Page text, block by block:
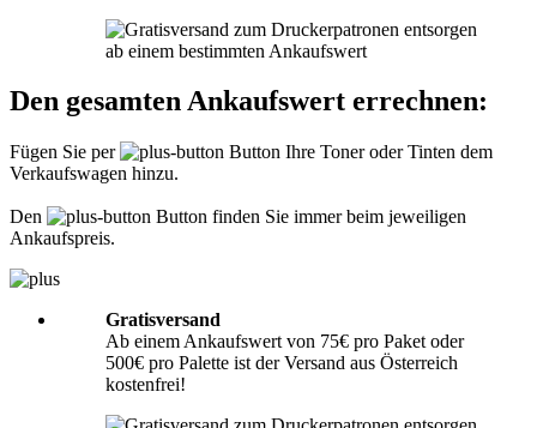
Informationen hierzu finden Sie unter Richtig packen.
Bitte legen Sie Ihrer Lieferung immer den
Angaben bei: Firmenname, Ansprechpartner, Adresse, Telefon- und
Faxnummer, Email-Adresse und Steuernummer. Falls Sie als Privatperson
senden, benötigen wir nur Ihren Namen, Adresse, Telefonnummer und
Tinten ist nicht erforderlich.
Den gesamten Ankaufswert errechnen:
Fügen Sie per
Button Ihre Toner oder Tinten dem
Verkaufswagen hinzu.
Den
Button finden Sie immer beim jeweiligen
Ankaufspreis.
Gratisversand
Ab einem Ankaufswert von 75€ pro Paket oder
500€ pro Palette ist der Versand aus Österreich
kostenfrei!